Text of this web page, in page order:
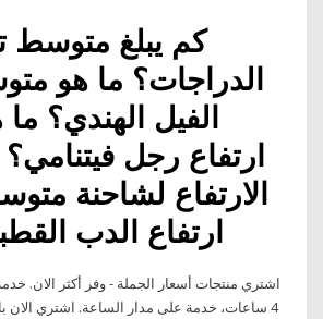
كم يبلغ متوسط
الدراجات؟ ما هو
الفيل الهندي؟
ارتفاع رجل
الارتفاع لشاحنة
ارتفاع الدب
اشتري منتجات أسعار الجملة - وفر أكثر الان.
4 ساعات، خدمة على مدار الساعة. اشتري الان